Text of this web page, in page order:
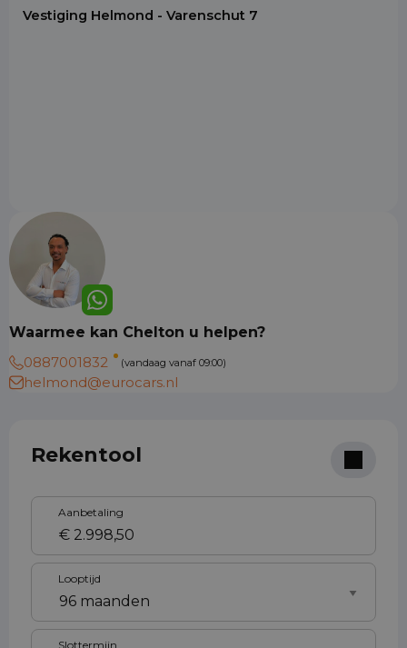
Vestiging Helmond - Varenschut 7
Waarmee kan Chelton u helpen?
0887001832
(vandaag vanaf 09:00)
helmond@eurocars.nl
Rekentool
Aanbetaling
Looptijd
Slottermijn